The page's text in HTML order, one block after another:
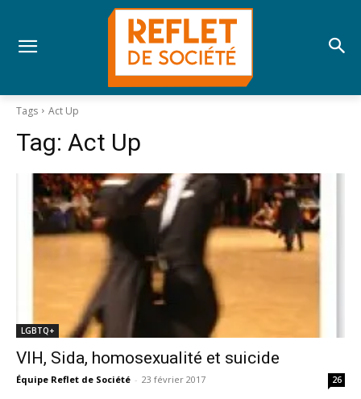
Tags Act Up
Tag: Act Up
LGBTQ+
VIH, Sida, homosexualité et suicide
Équipe Reflet de Société - 23 février 2017 26